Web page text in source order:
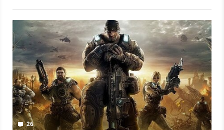
26